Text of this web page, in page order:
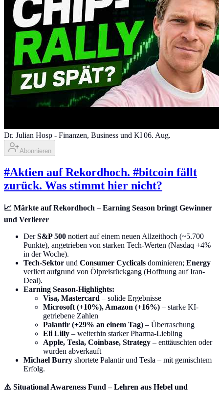
Dr. Julian Hosp - Finanzen, Business und KI|06. Aug.
Abonnieren
#Aktien auf Rekordhoch. #bitcoin fällt
zurück. Was stimmt hier nicht?
📈 Märkte auf Rekordhoch – Earning Season bringt Gewinner
und Verlierer
DerS&P 500 notiert auf einem neuen Allzeithoch (~5.700
Punkte), angetrieben von starken Tech-Werten (Nasdaq +4%
in der Woche).
Tech-Sektor und Consumer Cyclicals dominieren; Energy
verliert aufgrund von Ölpreisrückgang (Hoffnung auf Iran-
Deal).
Earning Season-Highlights:
Visa, Mastercard – solide Ergebnisse
Microsoft (+10%), Amazon (+16%) – starke KI-
getriebene Zahlen
Palantir (+29% an einem Tag) – Überraschung
Eli Lilly – weiterhin starker Pharma-Liebling
Apple, Tesla, Coinbase, Strategy – enttäuschten oder
wurden abverkauft
Michael Burry shortete Palantir und Tesla – mit gemischtem
Erfolg.
⚠️ Situational Awareness Fund – Lehren aus Hebel und